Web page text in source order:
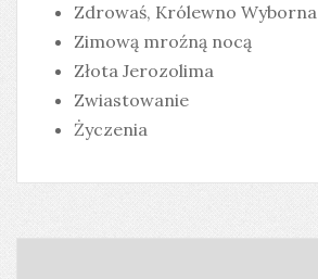
Zdrowaś, Królewno Wyborna
Zimową mroźną nocą
Złota Jerozolima
Zwiastowanie
Życzenia